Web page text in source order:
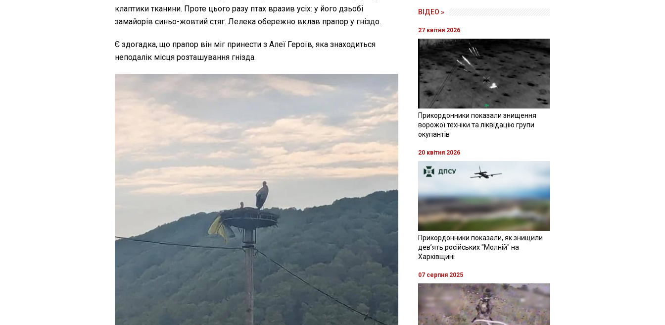
клаптики тканини. Проте цього разу птах вразив усіх: у його дзьобі
замайорів синьо-жовтий стяг. Лелека обережно вклав прапор у гніздо.
Є здогадка, що прапор він міг принести з Алеї Героїв, яка знаходиться
неподалік місця розташування гнізда.
ВІДЕО »
27 квітня 2026
Прикордонники показали знищення
ворожої техніки та ліквідацію групи
окупантів
20 квітня 2026
Прикордонники показали, як знищили
девʼять російських "Молній" на
Харківщині
07 серпня 2025